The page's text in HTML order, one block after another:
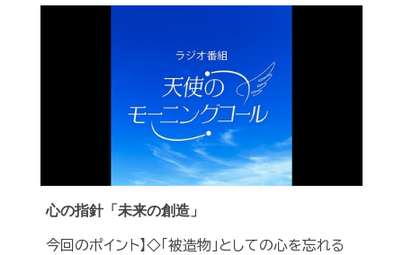
心の指針「未来の創造」
今回のポイント】◇「被造物」としての心を忘れる